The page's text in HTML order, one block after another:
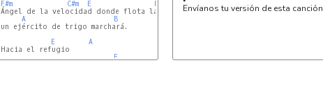
F#m
C#m E
F#m
Ángel de la velocidad donde flota la luz
A
B
un ejército de trigo marchará.
E
A
Hacia el refugio
E
Envíanos tu versión de esta canción